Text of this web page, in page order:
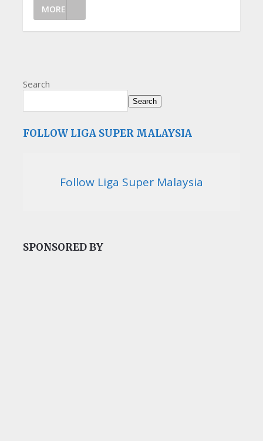
MORE
Search
Search
FOLLOW LIGA SUPER MALAYSIA
Follow Liga Super Malaysia
SPONSORED BY